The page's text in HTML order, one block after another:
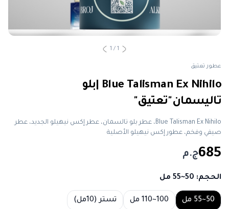
1
/
1
عطور تعتيق
Blue Talisman Ex Nihilo |بلو
تاليسمان"تعتيق"
Blue Talisman Ex Nihilo، عطر بلو تالسمان، عطر إكس نيهيلو الجديد، عطر
صيفي وفخم، عطور إكس نيهيلو الأصلية
685ج.م
الحجم: 50~55 مل
Choose a size
50~55 مل 100~110 مل تستر (10مل)